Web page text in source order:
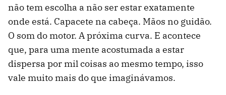
não tem escolha a não ser estar exatamente
onde está. Capacete na cabeça. Mãos no guidão.
O som do motor. A próxima curva. E acontece
que, para uma mente acostumada a estar
dispersa por mil coisas ao mesmo tempo, isso
vale muito mais do que imaginávamos.